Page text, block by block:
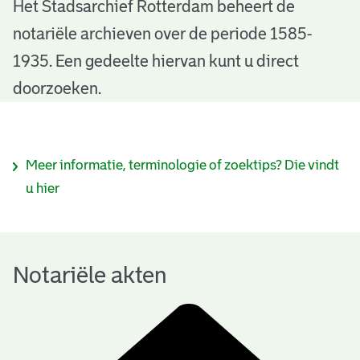
N
o
Het Stadsarchief Rotterdam beheert de
notariële archieven over de periode 1585-
1935. Een gedeelte hiervan kunt u direct
doorzoeken.
I
r
Meer informatie, terminologie of zoektips? Die vindt
u hier
Notariële akten